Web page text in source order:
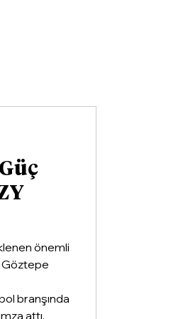
önemli
Göztepe
branşında
attı.